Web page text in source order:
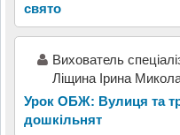
свято
Вихователь
Ліщина Ірина
Урок ОБЖ: Вулиця та
дошкільнят